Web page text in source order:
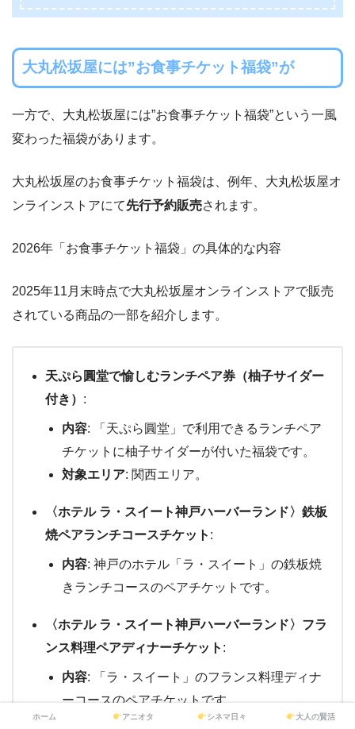
大丸松坂屋には”お食事チケット福袋”が
一方で、大丸松坂屋には”お食事チケット福袋”という一風
変わった福袋があります。
大丸松坂屋のお食事チケット福袋は、例年、大丸松坂屋オ
ンラインストアにて先行予約販売されます。
2026年「お食事チケット福袋」の具体的な内容
2025年11月末時点で大丸松坂屋オンラインストアで販売
されている商品の一部を紹介します。
天ぷら圓堂で愉しむランチペア券（柚子サイダー
付き） :
内容: 「天ぷら圓堂」で利用できるランチペア
チケットに柚子サイダーが付いた福袋です。
対象エリア: 関西エリア。
〈ホテル ラ・スイート神戸ハーバーランド〉鉄板
焼ペアランチコースチケット :
内容: 神戸のホテル「ラ・スイート」の鉄板焼
きランチコースのペアチケットです。
〈ホテル ラ・スイート神戸ハーバーランド〉フラ
ンス料理ペアディナーチケット :
内容: 「ラ・スイート」のフランス料理ディナ
ーコースのペアチケットです。
ホーム アニオタ シネマ日々 大人の賢活